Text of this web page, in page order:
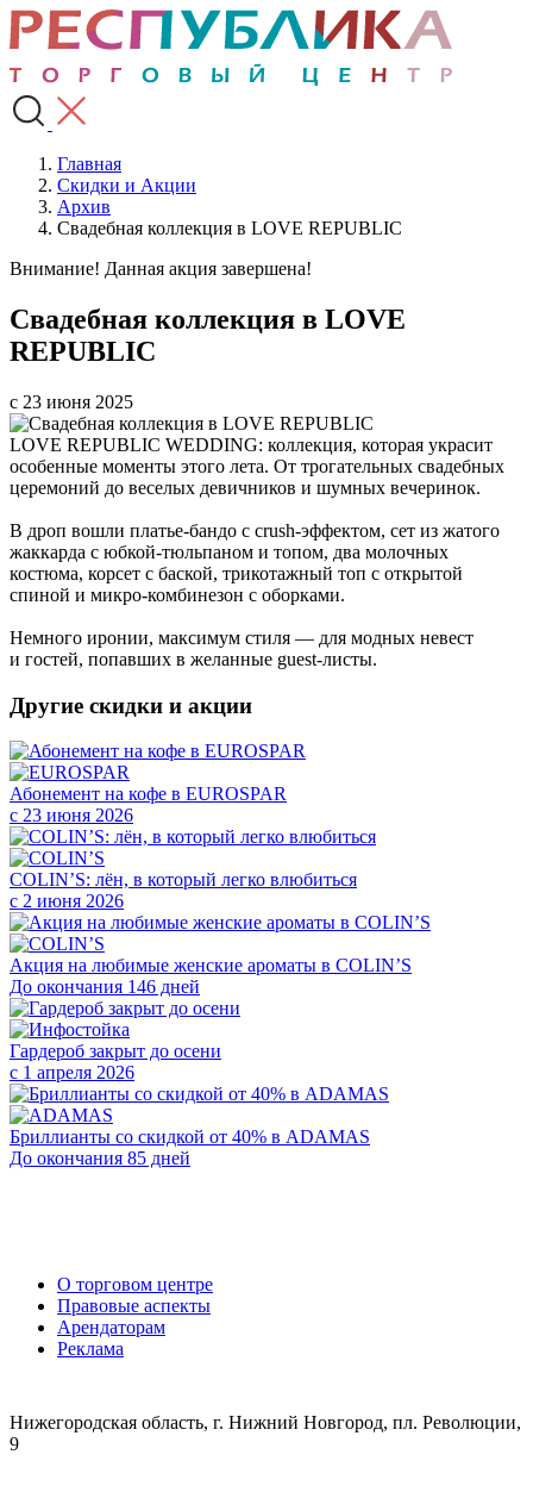
Главная
Скидки и Акции
Архив
Свадебная коллекция в LOVE REPUBLIC
Внимание! Данная акция завершена!
Свадебная коллекция в LOVE
REPUBLIC
с 23 июня 2025
LOVE REPUBLIC WEDDING: коллекция, которая украсит
особенные моменты этого лета. От трогательных свадебных
церемоний до веселых девичников и шумных вечеринок.
В дроп вошли платье-бандо с crush-эффектом, сет из жатого
жаккарда с юбкой-тюльпаном и топом, два молочных
костюма, корсет с баской, трикотажный топ с открытой
спиной и микро-комбинезон с оборками.
Немного иронии, максимум стиля — для модных невест
и гостей, попавших в желанные guest-листы.
Другие скидки и акции
Абонемент на кофе в EUROSPAR
с 23 июня 2026
COLIN’S: лён, в который легко влюбиться
с 2 июня 2026
Акция на любимые женские ароматы в COLIN’S
До окончания 146 дней
Гардероб закрыт до осени
с 1 апреля 2026
Бриллианты со скидкой от 40% в ADAMAS
До окончания 85 дней
О торговом центре
Правовые аспекты
Арендаторам
Реклама
Нижегородская область, г. Нижний Новгород, пл. Революции,
9